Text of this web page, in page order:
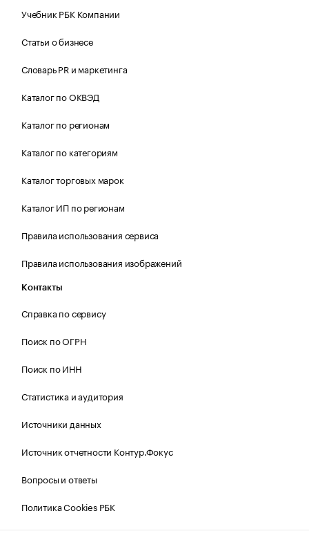
Учебник РБК Компании
Статьи о бизнесе
Словарь PR и маркетинга
Каталог по ОКВЭД
Каталог по регионам
Каталог по категориям
Каталог торговых марок
Каталог ИП по регионам
Правила использования сервиса
Правила использования изображений
Контакты
Справка по сервису
Поиск по ОГРН
Поиск по ИНН
Статистика и аудитория
Источники данных
Источник отчетности Контур.Фокус
Вопросы и ответы
Политика Cookies РБК